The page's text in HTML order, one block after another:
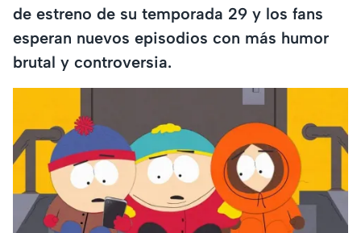
de estreno de su temporada 29 y los fans
esperan nuevos episodios con más humor
brutal y controversia.